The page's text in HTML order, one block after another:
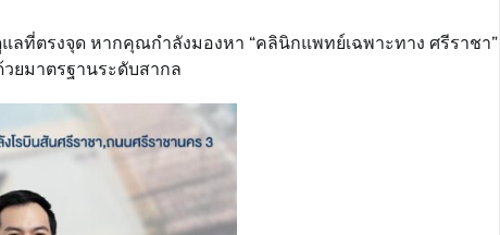
ที่ตรงจุด หากคุณกำลังมองหา “คลินิกแพทย์เฉพาะทาง ศรีราชา”
ยมาตรฐานระดับสากล